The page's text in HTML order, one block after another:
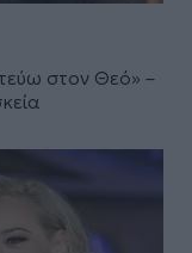
στον Θεό» –